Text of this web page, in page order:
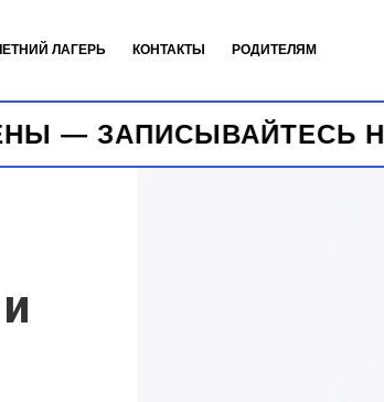
ЛАГЕРЬ КОНТАКТЫ РОДИТЕЛЯМ
НА